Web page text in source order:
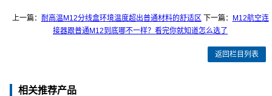
上一篇： 耐高温M12分线盒环境温度超出普通材料的舒适区 下一篇：
M12航空连
接器跟普通M12到底哪不一样？看完你就知道怎么选了
返回栏目列表
相关推荐产品